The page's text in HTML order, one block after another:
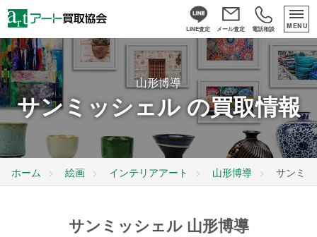
LINE査定 メール査定 電話相談 MENU
山形博導
サンミッシェル の買取情報
ホーム 絵画 インテリアアート 山形博導 サンミ
サンミッシェル 山形博導